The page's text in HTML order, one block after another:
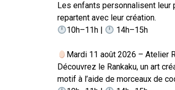
Les enfants personnalisent leur
repartent avec leur création.
10h–11h |
14h–15h
Mardi 11 août 2026 – Atelier
Découvrez le Rankaku, un art
motif à l’aide de morceaux de